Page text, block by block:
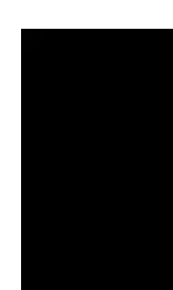
Player